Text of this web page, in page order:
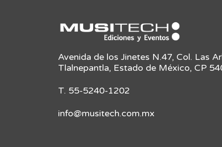
Avenida de los Jinetes N.47, Col. Las
Tlalnepantla, Estado de México, CP
T. 55-5240-1202
info@musitech.com.mx